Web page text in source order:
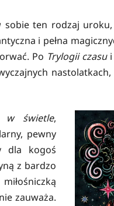
ten rodzaj
i pełna
Po Trylogii czasui
w świetle,
pewny
dla kogoś
z bardzo
zauważa.